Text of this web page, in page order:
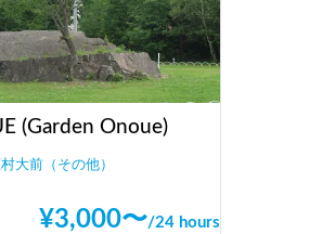
(Garden Onoue)
大前（その他）
¥3,000〜/24 hours